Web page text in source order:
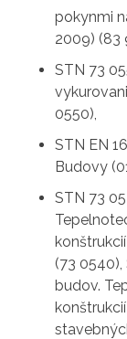
pokynmi
2009) (83
STN 73
0550),
STN EN
Budovy
STN 73
(73
budov.